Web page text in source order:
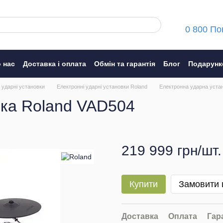
0 800
нас Доставка і оплата Обмін та гарантія Блог
ударні установки Електронні ударні установки Roland Електронна ударна
Roland VAD504
219 999 грн/шт.
Купити Замовити
Доставка Оплата